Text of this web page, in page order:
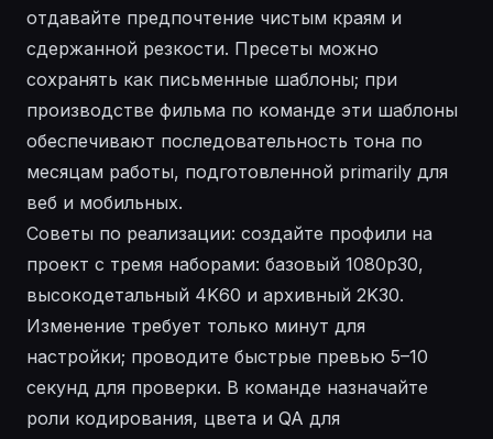
отдавайте предпочтение чистым краям и
сдержанной резкости. Пресеты можно
сохранять как письменные шаблоны; при
производстве фильма по команде эти шаблоны
обеспечивают последовательность тона по
месяцам работы, подготовленной primarily для
веб и мобильных.
Советы по реализации: создайте профили на
проект с тремя наборами: базовый 1080p30,
высокодетальный 4K60 и архивный 2K30.
Изменение требует только минут для
настройки; проводите быстрые превью 5–10
секунд для проверки. В команде назначайте
роли кодирования, цвета и QA для